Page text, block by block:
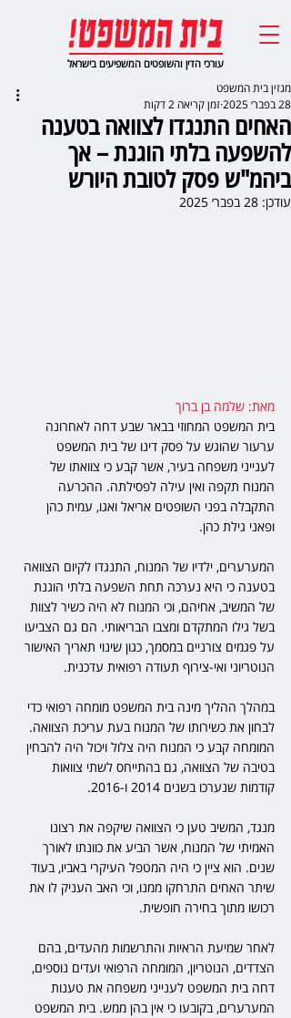
עורכי הדין והשופטים המשפיעים בישראל
האחים התנגדו לצוואה בטענה
להשפעה בלתי הוגנת – אך
ביהמ"ש פסק לטובת היורש
מגזין בית המשפט
28 בפבר׳ 2025
זמן קריאה 2 דקות
עודכן: 28 בפבר׳ 2025
מאת: שלמה בן ברוך
בית המשפט המחוזי בבאר שבע דחה לאחרונה
ערעור שהוגש על פסק דינו של בית המשפט
לענייני משפחה בעיר, אשר קבע כי צוואתו של
המנוח תקפה ואין עילה לפסילתה. ההכרעה
התקבלה בפני השופטים אריאל ואגו, עמית כהן
ופאני גילת כהן.
המערערים, ילדיו של המנוח, התנגדו לקיום הצוואה
בטענה כי היא נערכה תחת השפעה בלתי הוגנת
של המשיב, אחיהם, וכי המנוח לא היה כשיר לצוות
בשל גילו המתקדם ומצבו הבריאותי. הם גם הצביעו
על פגמים צורניים במסמך, כגון שינוי תאריך האישור
הנוטריוני ואי-צירוף תעודה רפואית עדכנית.
במהלך ההליך מינה בית המשפט מומחה רפואי כדי
לבחון את כשירותו של המנוח בעת עריכת הצוואה.
המומחה קבע כי המנוח היה צלול ויכול היה להבחין
בטיבה של הצוואה, גם בהתייחס לשתי צוואות
קודמות שנערכו בשנים 2014 ו-2016.
מנגד, המשיב טען כי הצוואה שיקפה את רצונו
האמיתי של המנוח, אשר הביע את כוונתו לאורך
שנים. הוא ציין כי היה המטפל העיקרי באביו, בעוד
שיתר האחים התרחקו ממנו, וכי האב העניק לו את
רכושו מתוך בחירה חופשית.
לאחר שמיעת הראיות והתרשמות מהעדים, בהם
הצדדים, הנוטריון, המומחה הרפואי ועדים נוספים,
דחה בית המשפט לענייני משפחה את טענות
המערערים, בקובעו כי אין בהן ממש. בית המשפט